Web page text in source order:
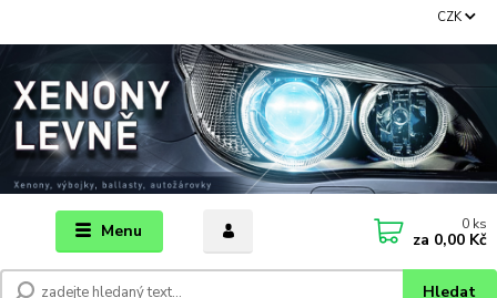
Menu
CZK
Hledat
0 ks
za 0,00 Kč